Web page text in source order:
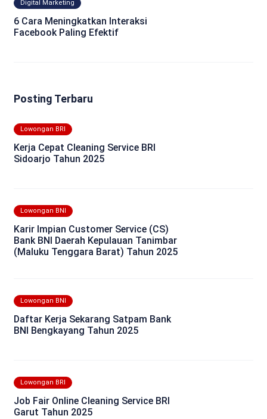
Digital Marketing
6 Cara Meningkatkan Interaksi
Facebook Paling Efektif
Posting Terbaru
Lowongan BRI
Kerja Cepat Cleaning Service BRI
Sidoarjo Tahun 2025
Lowongan BNI
Karir Impian Customer Service (CS)
Bank BNI Daerah Kepulauan Tanimbar
(Maluku Tenggara Barat) Tahun 2025
Lowongan BNI
Daftar Kerja Sekarang Satpam Bank
BNI Bengkayang Tahun 2025
Lowongan BRI
Job Fair Online Cleaning Service BRI
Garut Tahun 2025